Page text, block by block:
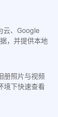
云、Google
，并提供本地
册照片与视频
境下快速查看